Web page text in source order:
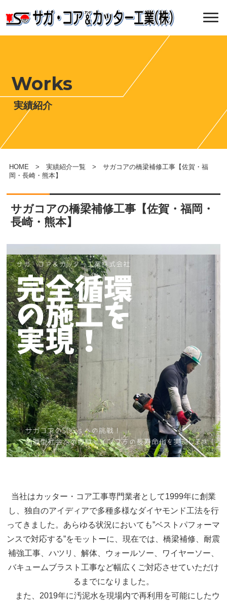
Works
実績紹介
HOME > 実績紹介一覧 > サガコアの橋梁補修工事【佐賀・福
岡・長崎・熊本】
サガコアの橋梁補修工事【佐賀・福岡・
長崎・熊本】
当社はカッター・コア工事専門業者として1999年に創業
し、独自のアイディアで多種多様なダイヤモンド工法を行
ってきました。あらゆる状況においても”ベストパフォーマ
ンスで対応する”をモットーに、現在では、橋梁補修、耐震
補強工事、ハツリ、解体、ウォールソー、ワイヤーソー、
バキュームブラスト工事など幅広くご対応させていただけ
るまでになりました。
また、2019年に汚泥水を現場内で再利用を可能にしたウ